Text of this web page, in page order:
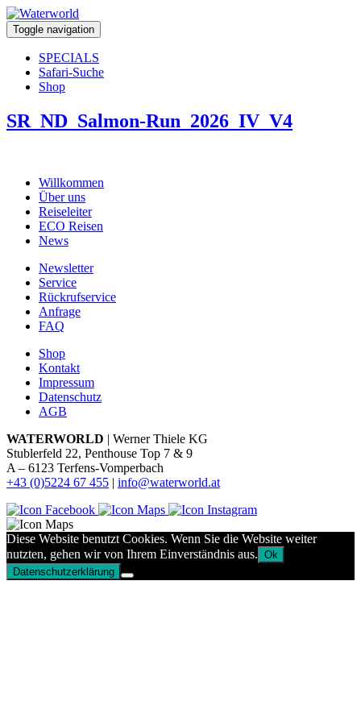
Toggle navigation
SPECIALS
Safari-Suche
Shop
SR_ND_Salmon-Run_2026_IV_V4
Willkommen
Über uns
Reiseleiter
ECO Reisen
News
Newsletter
Service
Rückrufservice
Anfrage
FAQ
Shop
Kontakt
Impressum
Datenschutz
AGB
WATERWORLD | Werner Thiele KG
Stublerfeld 22, Penthouse Top 7 & 9
A – 6123 Terfens-Vomperbach
+43 (0)5224 67 455 | info@waterworld.at
Diese Website benutzt Cookies. Wenn Sie die Website weiter
nutzten, gehen wir von Ihrem Einverständnis aus. Ok
Datenschutzerklärung